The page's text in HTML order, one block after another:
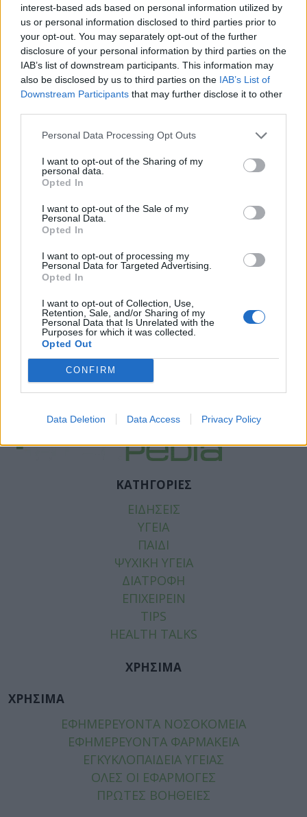
interest-based ads based on personal information utilized by
us or personal information disclosed to third parties prior to
your opt-out. You may separately opt-out of the further
disclosure of your personal information by third parties on the
IAB’s list of downstream participants. This information may
also be disclosed by us to third parties on the IAB’s List of
Downstream Participants that may further disclose it to other
Personal Data Processing Opt Outs
I want to opt-out of the Sharing of my
personal data.
Opted In
I want to opt-out of the Sale of my
Personal Data.
Opted In
I want to opt-out of processing my
Personal Data for Targeted Advertising.
Opted In
I want to opt-out of Collection, Use,
Retention, Sale, and/or Sharing of my
Personal Data that Is Unrelated with the
Purposes for which it was collected.
Opted Out
CONFIRM
Data Deletion Data Access Privacy Policy
Να σημειωθεί πως η κ. Γαβριηλάκη βρίσκεται
ανάμεσα στα μέλη της πανεπιστημιακής
κοινότητας του Αριστοτελείου Πανεπιστημίου
Θεσσαλονίκης που βραβεύονται την ερχόμενη
Δευτέρα με τα Βραβεία Αριστείας 2025 του
Facebook
Twitter
Tags:ΑΙΜΑΤΟΛΟΓΙΚΗ ΚΛΙΝΙΚΗ,ΠΑΠΑΝΙΚΟΛΑΟΥ
ΚΑΤΗΓΟΡΙΕΣ
ΕΙΔΗΣΕΙΣ
ΥΓΕΙΑ
ΠΑΙΔΙ
ΨΥΧΙΚΗ ΥΓΕΙΑ
ΔΙΑΤΡΟΦΗ
ΕΠΙΧΕΙΡΕΙΝ
TIPS
HEALTH TALKS
ΧΡΗΣΙΜΑ
ΧΡΗΣΙΜΑ
ΕΦΗΜΕΡΕΥΟΝΤΑ ΝΟΣΟΚΟΜΕΙΑ
ΕΦΗΜΕΡΕΥΟΝΤΑ ΦΑΡΜΑΚΕΙΑ
ΕΓΚΥΚΛΟΠΑΙΔΕΙΑ ΥΓΕΙΑΣ
ΟΛΕΣ ΟΙ ΕΦΑΡΜΟΓΕΣ
ΠΡΩΤΕΣ ΒΟΗΘΕΙΕΣ